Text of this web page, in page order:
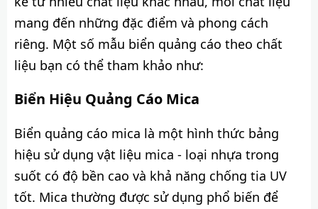
mang đến những đặc điểm và phong cách
riêng. Một số mẫu biển quảng cáo theo chất
liệu bạn có thể tham khảo như:
Biển Hiệu Quảng Cáo Mica
Biển quảng cáo mica là một hình thức bảng
hiệu sử dụng vật liệu mica - loại nhựa trong
suốt có độ bền cao và khả năng chống tia UV
tốt. Mica thường được sử dụng phổ biến để